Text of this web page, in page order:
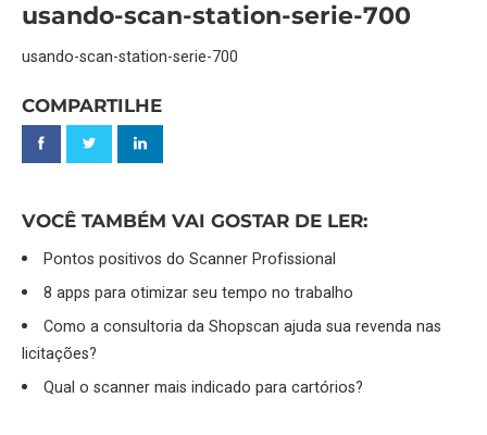
usando-scan-station-serie-700
usando-scan-station-serie-700
COMPARTILHE
VOCÊ TAMBÉM VAI GOSTAR DE LER:
Pontos positivos do Scanner Profissional
8 apps para otimizar seu tempo no trabalho
Como a consultoria da Shopscan ajuda sua revenda nas
licitações?
Qual o scanner mais indicado para cartórios?